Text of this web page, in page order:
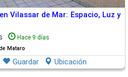
Vilassar de Mar: Espacio, Luz y
Hace 9 días
Mataro
Guardar Ubicación